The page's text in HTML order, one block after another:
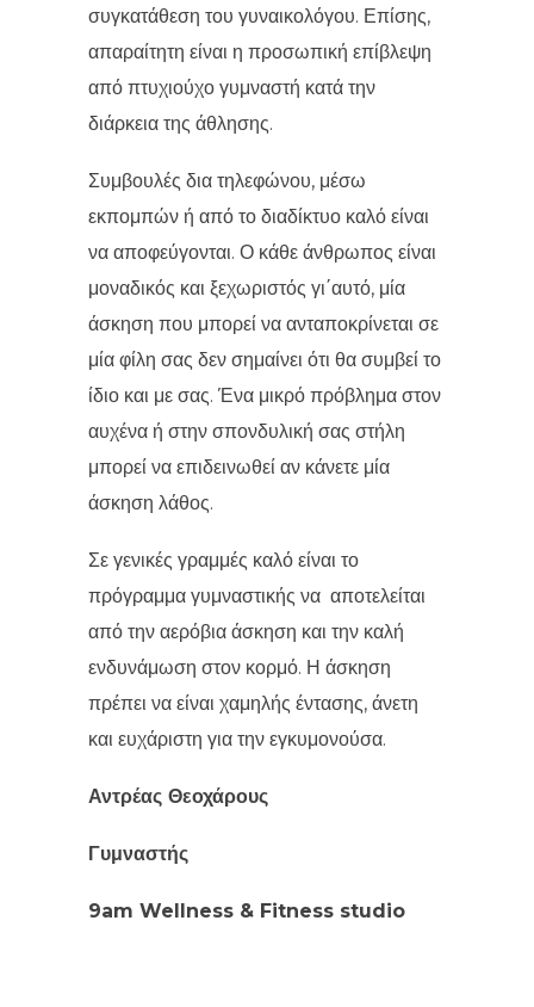
συγκατάθεση του γυναικολόγου. Επίσης,
απαραίτητη είναι η προσωπική επίβλεψη
από πτυχιούχο γυμναστή κατά την
διάρκεια της άθλησης.
Συμβουλές δια τηλεφώνου, μέσω
εκπομπών ή από το διαδίκτυο καλό είναι
να αποφεύγονται. Ο κάθε άνθρωπος είναι
μοναδικός και ξεχωριστός γι΄αυτό, μία
άσκηση που μπορεί να ανταποκρίνεται σε
μία φίλη σας δεν σημαίνει ότι θα συμβεί το
ίδιο και με σας. Ένα μικρό πρόβλημα στον
αυχένα ή στην σπονδυλική σας στήλη
μπορεί να επιδεινωθεί αν κάνετε μία
άσκηση λάθος.
Σε γενικές γραμμές καλό είναι το
πρόγραμμα γυμναστικής να αποτελείται
από την αερόβια άσκηση και την καλή
ενδυνάμωση στον κορμό. Η άσκηση
πρέπει να είναι χαμηλής έντασης, άνετη
και ευχάριστη για την εγκυμονούσα.
Αντρέας Θεοχάρους
Γυμναστής
9am Wellness & Fitness studio